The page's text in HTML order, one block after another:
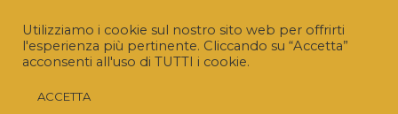
Utilizziamo i cookie sul nostro sito web per offrirti
l'esperienza più pertinente. Cliccando su “Accetta”
acconsenti all'uso di TUTTI i cookie.
ACCETTA